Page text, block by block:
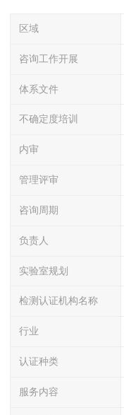
区域
咨询工作开展
体系文件
不确定度培训
内审
管理评审
咨询周期
负责人
实验室规划
检测认证机构名称
行业
认证种类
服务内容